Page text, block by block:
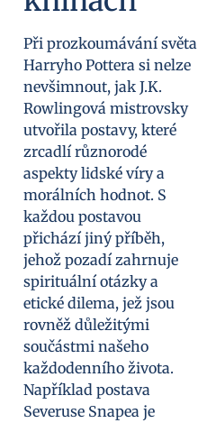
Při prozkoumávání světa
Harryho Pottera si nelze
nevšimnout, jak J.K.
Rowlingová mistrovsky
utvořila postavy, které
zrcadlí různorodé
aspekty lidské víry a
morálních hodnot. S
každou postavou
přichází jiný příběh,
jehož pozadí zahrnuje
spirituální otázky a
etické dilema, jež jsou
rovněž důležitými
součástmi našeho
každodenního života.
Například postava
Severuse Snapea je